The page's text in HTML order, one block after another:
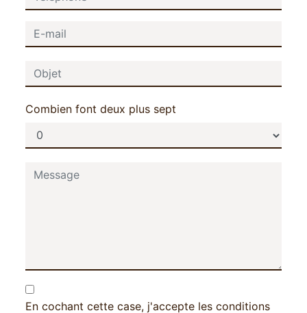
Combien font deux plus sept
En cochant cette case, j'accepte les conditions